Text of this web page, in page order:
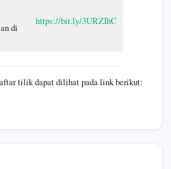
di
https://bit.ly/3URZIhC
tilik dapat dilihat pada link berikut: